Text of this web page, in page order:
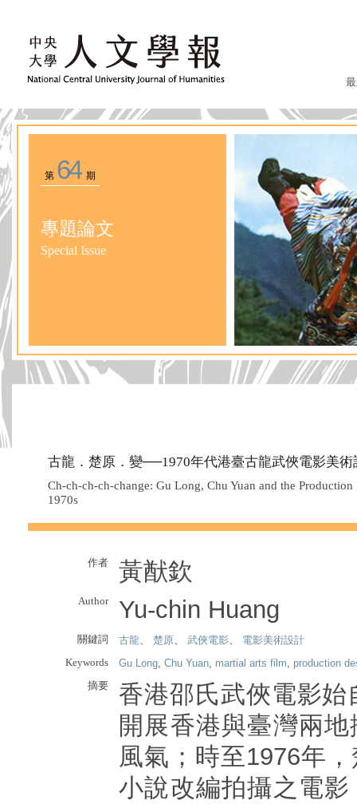
第 64期
專題論文
Special Issue
古龍．楚原．變──1970年代港臺古龍武俠電影美術
Ch-ch-ch-ch-change: Gu Long, Chu Yuan and the
1970s
作者 黃猷欽
Author Yu-chin Huang
關鍵詞 古龍、 楚原、 武俠電影、 電影美術設計
Keywords
Gu Long, Chu Yuan, martial arts film, production
摘要
香港邵氏武俠電影始
開展香港與臺灣兩
風氣；時至1976年
小說改編拍攝之電